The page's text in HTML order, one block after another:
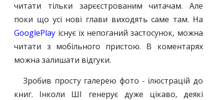
читати тільки зарєєстрованим читачам. Але
поки що усі нові глави виходять саме там. На
GooglePlay існує їх непоганий застосунок, можна
читати з мобільного пристою. В коментарях
можна залишати відгуки.
Зробив просту галерею фото - ілюстрацій до
книг. Інколи ШІ генерує дуже цікаво, деякі